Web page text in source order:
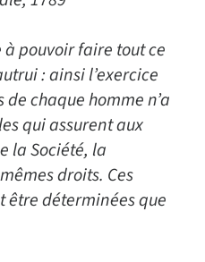
pouvoir faire tout ce
: ainsi l’exercice
chaque homme n’a
qui assurent aux
la Société, la
droits. Ces
être déterminées que